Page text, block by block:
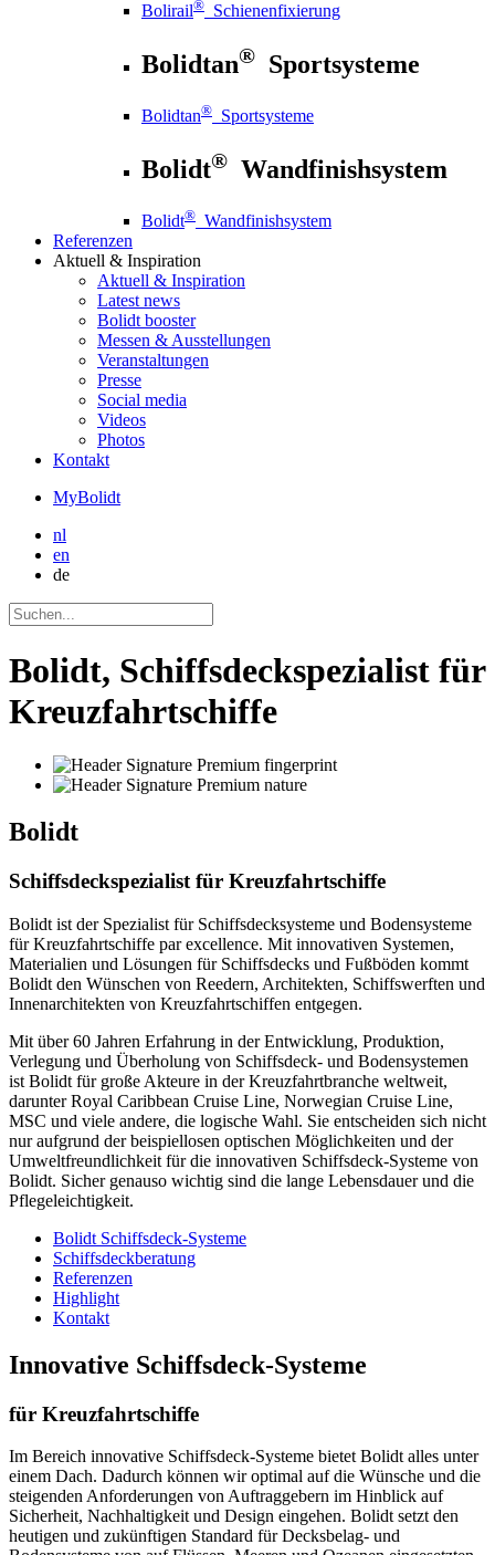
Bolirail® Schienenfixierung
Bolidtan® Sportsysteme
Bolidtan® Sportsysteme
Bolidt® Wandfinishsystem
Bolidt® Wandfinishsystem
Referenzen
Aktuell & Inspiration
Aktuell & Inspiration
Latest news
Bolidt booster
Messen & Ausstellungen
Veranstaltungen
Presse
Social media
Videos
Photos
Kontakt
MyBolidt
nl
en
de
Bolidt, Schiffsdeckspezialist für
Kreuzfahrtschiffe
Bolidt
Schiffsdeckspezialist für Kreuzfahrtschiffe
Bolidt ist der Spezialist für Schiffsdecksysteme und Bodensysteme
für Kreuzfahrtschiffe par excellence. Mit innovativen Systemen,
Materialien und Lösungen für Schiffsdecks und Fußböden kommt
Bolidt den Wünschen von Reedern, Architekten, Schiffswerften und
Innenarchitekten von Kreuzfahrtschiffen entgegen.
Mit über 60 Jahren Erfahrung in der Entwicklung, Produktion,
Verlegung und Überholung von Schiffsdeck- und Bodensystemen
ist Bolidt für große Akteure in der Kreuzfahrtbranche weltweit,
darunter Royal Caribbean Cruise Line, Norwegian Cruise Line,
MSC und viele andere, die logische Wahl. Sie entscheiden sich nicht
nur aufgrund der beispiellosen optischen Möglichkeiten und der
Umweltfreundlichkeit für die innovativen Schiffsdeck-Systeme von
Bolidt. Sicher genauso wichtig sind die lange Lebensdauer und die
Pflegeleichtigkeit.
Bolidt Schiffsdeck-Systeme
Schiffsdeckberatung
Referenzen
Highlight
Kontakt
Innovative Schiffsdeck-Systeme
für Kreuzfahrtschiffe
Im Bereich innovative Schiffsdeck-Systeme bietet Bolidt alles unter
einem Dach. Dadurch können wir optimal auf die Wünsche und die
steigenden Anforderungen von Auftraggebern im Hinblick auf
Sicherheit, Nachhaltigkeit und Design eingehen. Bolidt setzt den
heutigen und zukünftigen Standard für Decksbelag- und